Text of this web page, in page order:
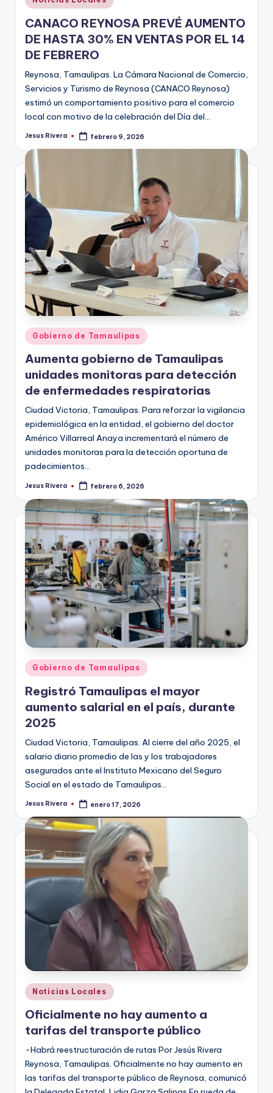
en
CANACO REYNOSA PREVÉ AUMENTO
DE HASTA 30% EN VENTAS POR EL 14
DE FEBRERO
Reynosa, Tamaulipas. La Cámara Nacional de Comercio,
Servicios y Turismo de Reynosa (CANACO Reynosa)
estimó un comportamiento positivo para el comercio
local con motivo de la celebración del Día del…
Publicado
Jesus Rivera febrero 9, 2026
Publicado
en
Gobierno de Tamaulipas
Aumenta gobierno de Tamaulipas
unidades monitoras para detección
de enfermedades respiratorias
Ciudad Victoria, Tamaulipas. Para reforzar la vigilancia
epidemiológica en la entidad, el gobierno del doctor
Américo Villarreal Anaya incrementará el número de
unidades monitoras para la detección oportuna de
padecimientos…
Publicado
Jesus Rivera febrero 6, 2026
Publicado
en
Gobierno de Tamaulipas
Registró Tamaulipas el mayor
aumento salarial en el país, durante
2025
Ciudad Victoria, Tamaulipas. Al cierre del año 2025, el
salario diario promedio de las y los trabajadores
asegurados ante el Instituto Mexicano del Seguro
Social en el estado de Tamaulipas…
Publicado
Jesus Rivera enero 17, 2026
Publicado
en
Noticias Locales
Oficialmente no hay aumento a
tarifas del transporte público
-Habrá reestructuración de rutas Por Jesús Rivera
Reynosa, Tamaulipas. Oficialmente no hay aumento en
las tarifas del transporte público de Reynosa, comunicó